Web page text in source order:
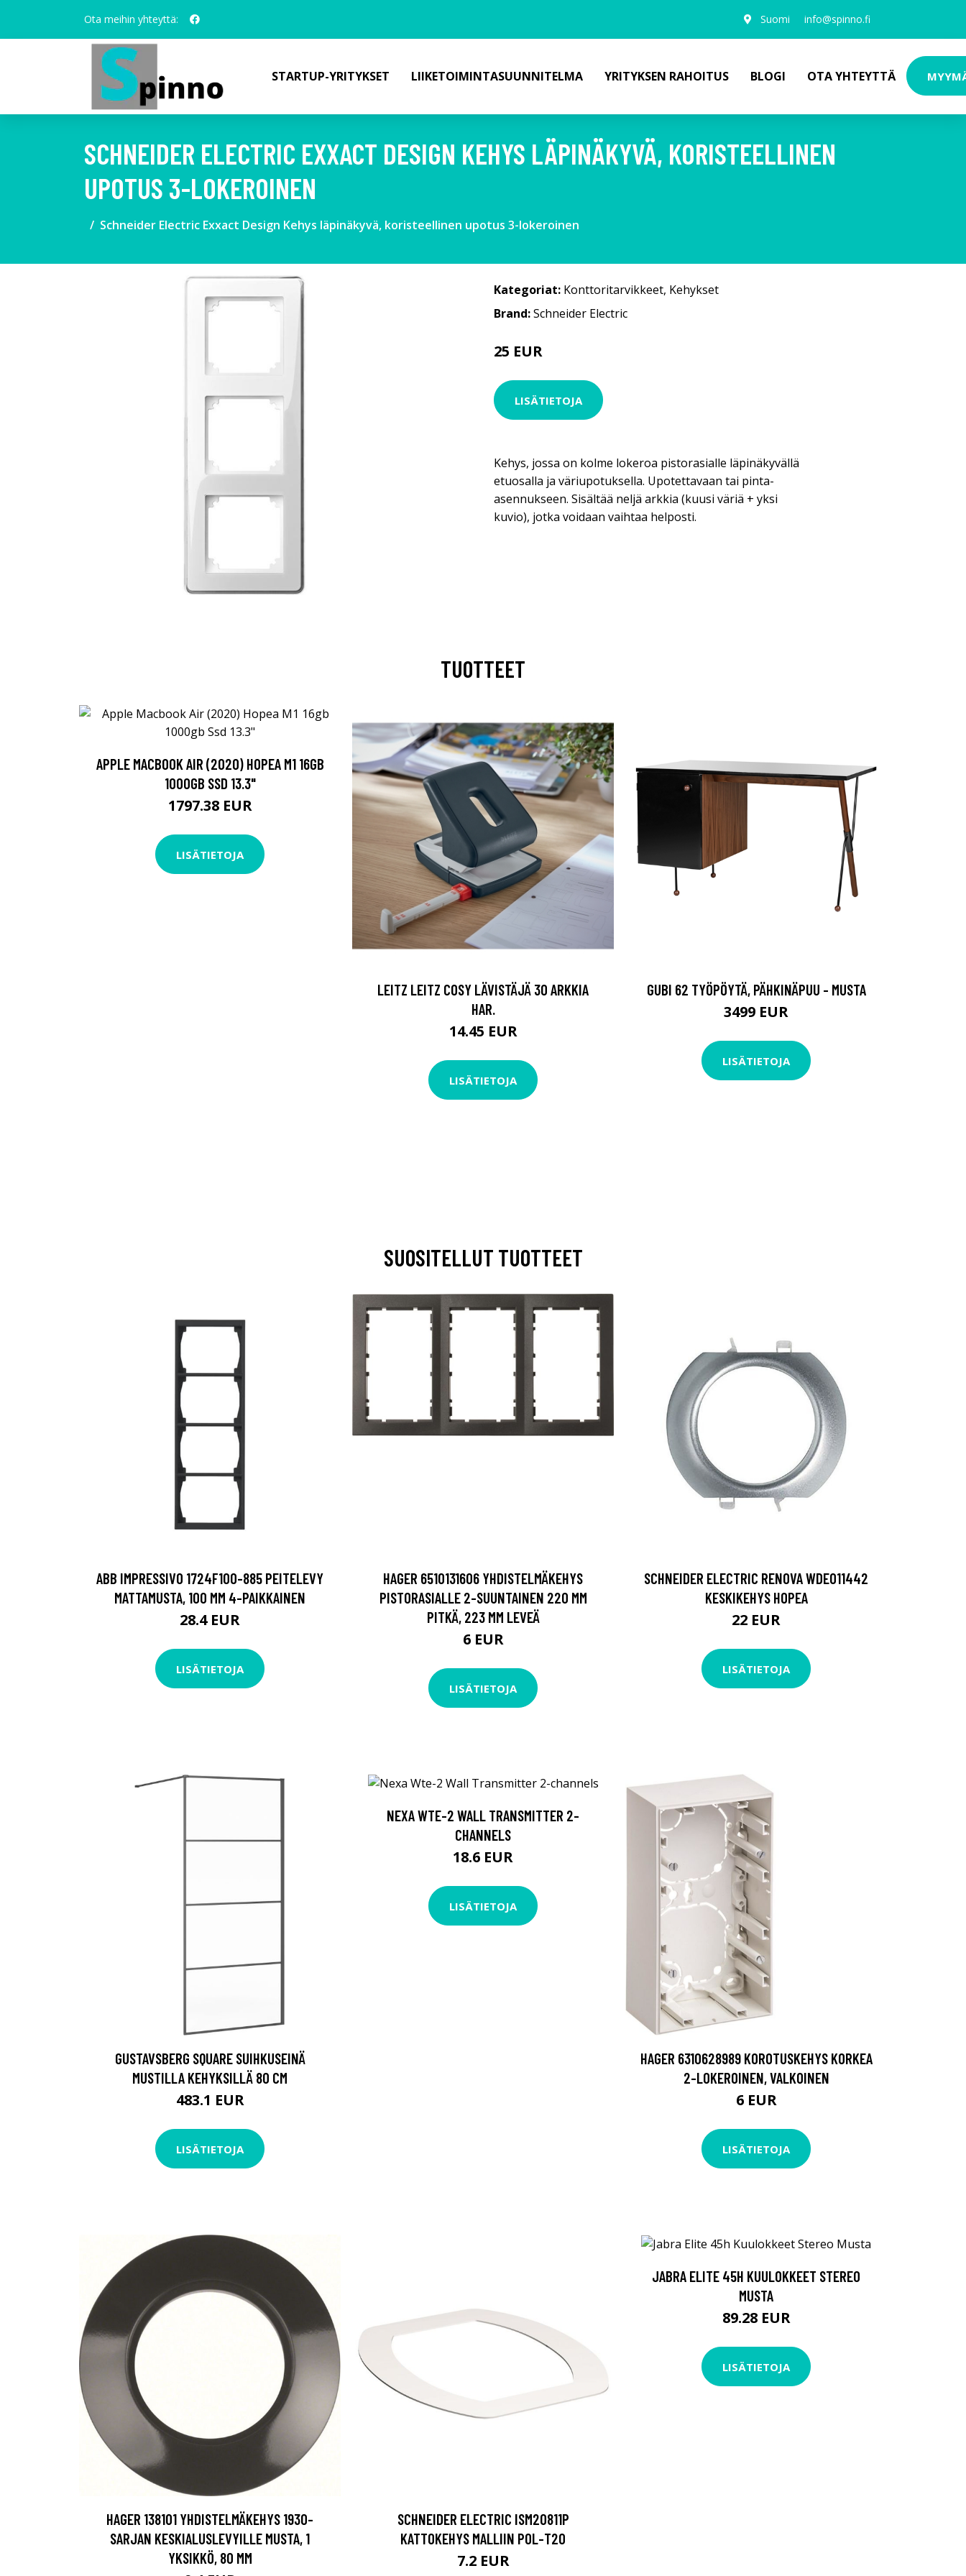
Ota meihin yhteyttä: Suomi info@spinno.fi
STARTUP-YRITYKSET LIIKETOIMINTASUUNNITELMA YRITYKSEN RAHOITUS BLOGI OTA YHTEYTTÄ
SCHNEIDER ELECTRIC EXXACT DESIGN KEHYS LÄPINÄKYVÄ, KORISTEELLINEN
UPOTUS 3-LOKEROINEN
Schneider Electric Exxact Design Kehys läpinäkyvä, koristeellinen upotus 3-lokeroinen
Kategoriat: Konttoritarvikkeet, Kehykset
Brand:Schneider Electric
25 EUR
LISÄTIETOJA
Kehys, jossa on kolme lokeroa pistorasialle läpinäkyvällä
etuosalla ja väriupotuksella. Upotettavaan tai pinta-
asennukseen. Sisältää neljä arkkia (kuusi väriä + yksi
kuvio), jotka voidaan vaihtaa helposti.
TUOTTEET
APPLE MACBOOK AIR (2020) HOPEA M1 16GB
1000GB SSD 13.3"
1797.38 EUR
LISÄTIETOJA
LEITZ LEITZ COSY LÄVISTÄJÄ 30 ARKKIA
HAR.
14.45 EUR
LISÄTIETOJA
GUBI 62 TYÖPÖYTÄ, PÄHKINÄPUU - MUSTA
3499 EUR
LISÄTIETOJA
SUOSITELLUT TUOTTEET
ABB IMPRESSIVO 1724F100-885 PEITELEVY
MATTAMUSTA, 100 MM 4-PAIKKAINEN
28.4 EUR
LISÄTIETOJA
HAGER 6510131606 YHDISTELMÄKEHYS
PISTORASIALLE 2-SUUNTAINEN 220 MM
PITKÄ, 223 MM LEVEÄ
6 EUR
LISÄTIETOJA
SCHNEIDER ELECTRIC RENOVA WDE011442
KESKIKEHYS HOPEA
22 EUR
LISÄTIETOJA
GUSTAVSBERG SQUARE SUIHKUSEINÄ
MUSTILLA KEHYKSILLÄ 80 CM
483.1 EUR
LISÄTIETOJA
NEXA WTE-2 WALL TRANSMITTER 2-
CHANNELS
18.6 EUR
LISÄTIETOJA
HAGER 6310628989 KOROTUSKEHYS KORKEA
2-LOKEROINEN, VALKOINEN
6 EUR
LISÄTIETOJA
HAGER 138101 YHDISTELMÄKEHYS 1930-
SARJAN KESKIALUSLEVYILLE MUSTA, 1
YKSIKKÖ, 80 MM
SCHNEIDER ELECTRIC ISM20811P
KATTOKEHYS MALLIIN POL-T20
7.2 EUR
JABRA ELITE 45H KUULOKKEET STEREO
MUSTA
89.28 EUR
LISÄTIETOJA